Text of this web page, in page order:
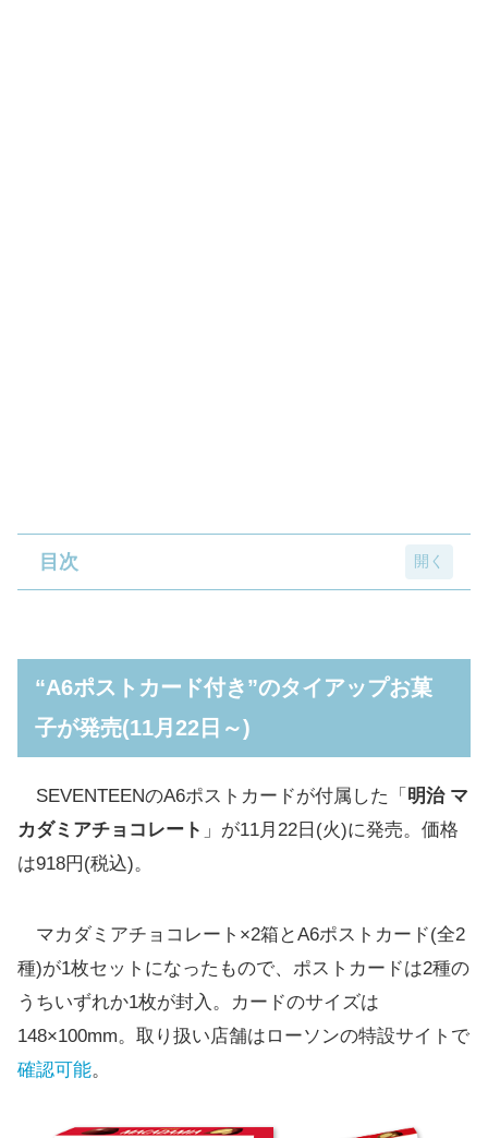
目次
発売(11月22日～)
対象商品購入で「オリジナルクリアファイ
ル」をプレゼント(11月22日 7:00～)
Twitterキャンペーンが開催(11月22日 ツイー
日)
“A6ポストカード付き”のタイアップお菓
子が発売(11月22日～)
SEVENTEENのA6ポストカードが付属した「 明治 マ
カダミアチョコレート 」が11月22日(火)に発売。価格
は918円(税込)。
マカダミアチョコレート×2箱とA6ポストカード(全2
種)が1枚セットになったもので、ポストカードは2種の
うちいずれか1枚が封入。カードのサイズは
148×100mm。取り扱い店舗はローソンの特設サイトで
確認可能。